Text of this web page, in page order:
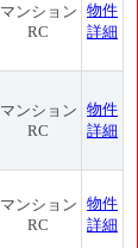
マンション
RC
物件
詳細
マンション
RC
物件
詳細
マンション
RC
物件
詳細